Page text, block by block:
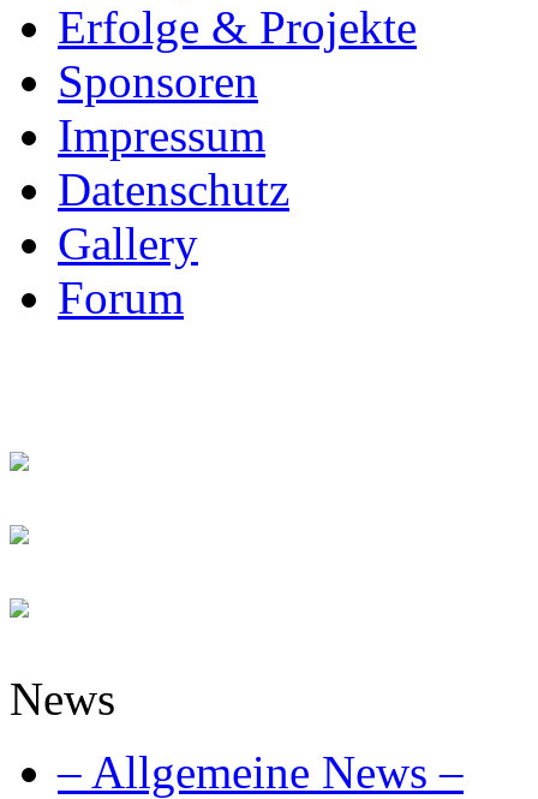
Erfolge & Projekte
Sponsoren
Impressum
Datenschutz
Gallery
Forum
News
– Allgemeine News –